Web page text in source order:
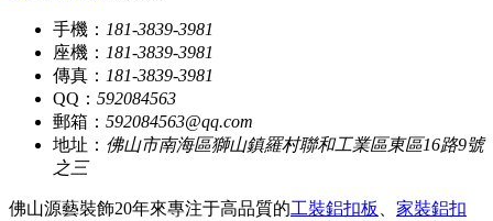
手機： 181-3839-3981
座機： 181-3839-3981
傳真： 181-3839-3981
QQ： 592084563
郵箱： 592084563@qq.com
地址： 佛山市南海區獅山鎮羅村聯和工業區東區16路9號
之三
佛山源藝裝飾20年來專注于高品質的工裝鋁扣板 、 家裝鋁扣